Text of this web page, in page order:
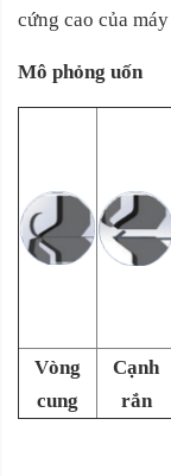
cứng cao của
Mô phỏng uốn
Vòng
cung
Cạnh
rắn